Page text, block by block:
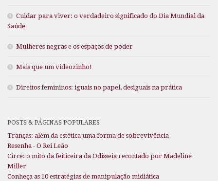
Cuidar para viver: o verdadeiro significado do Dia Mundial da
Saúde
Mulheres negras e os espaços de poder
Mais que um videozinho!
Direitos femininos: iguais no papel, desiguais na prática
POSTS & PÁGINAS POPULARES
Tranças: além da estética uma forma de sobrevivência
Resenha - O Rei Leão
Circe: o mito da feiticeira da Odisseia recontado por Madeline
Miller
Conheça as 10 estratégias de manipulação midiática